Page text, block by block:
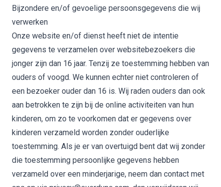
Bijzondere en/of gevoelige persoonsgegevens die wij
verwerken
Onze website en/of dienst heeft niet de intentie
gegevens te verzamelen over websitebezoekers die
jonger zijn dan 16 jaar. Tenzij ze toestemming hebben van
ouders of voogd. We kunnen echter niet controleren of
een bezoeker ouder dan 16 is. Wij raden ouders dan ook
aan betrokken te zijn bij de online activiteiten van hun
kinderen, om zo te voorkomen dat er gegevens over
kinderen verzameld worden zonder ouderlijke
toestemming. Als je er van overtuigd bent dat wij zonder
die toestemming persoonlijke gegevens hebben
verzameld over een minderjarige, neem dan contact met